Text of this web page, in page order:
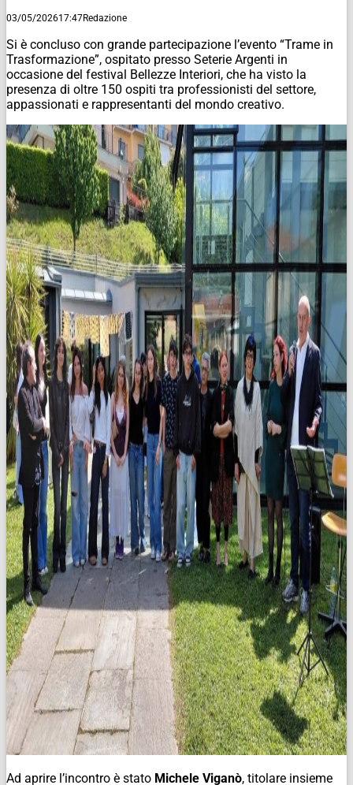
03/05/202617:47Redazione
Si è concluso con grande partecipazione l’evento “Trame in
Trasformazione”, ospitato presso Seterie Argenti in
occasione del festival Bellezze Interiori, che ha visto la
presenza di oltre 150 ospiti tra professionisti del settore,
appassionati e rappresentanti del mondo creativo.
Ad aprire l’incontro è stato Michele Viganò, titolare insieme